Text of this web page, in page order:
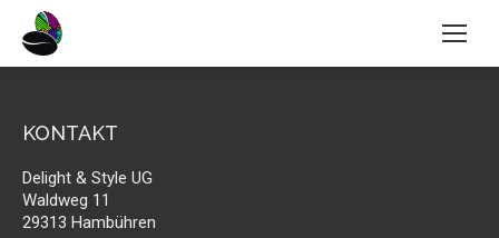
KONTAKT
Delight & Style UG
Waldweg 11
29313 Hambühren